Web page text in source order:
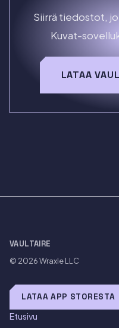
Siirrä tiedostot,
Kuvat-
LATAA
VAULTAIRE
© 2026Wraxle LLC
LATAA APP STORESTA
Etusivu